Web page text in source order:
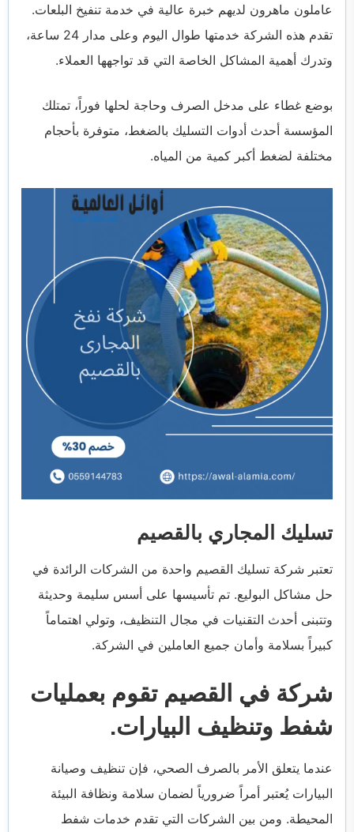
عاملون ماهرون لديهم خبرة عالية في خدمة تنفيخ البلعات.
تقدم هذه الشركة خدمتها طوال اليوم وعلى مدار 24 ساعة،
وتدرك أهمية المشاكل الخاصة التي قد تواجهها العملاء.
بوضع غطاء على مدخل الصرف وحاجة لحلها فوراً، تمتلك
المؤسسة أحدث أدوات التسليك بالضغط، متوفرة بأحجام
مختلفة لضغط أكبر كمية من المياه.
تسليك المجاري بالقصيم
تعتبر شركة تسليك القصيم واحدة من الشركات الرائدة في
حل مشاكل البوليع. تم تأسيسها على أسس سليمة وحديثة
وتتبنى أحدث التقنيات في مجال التنظيف، وتولي اهتماماً
كبيراً بسلامة وأمان جميع العاملين في الشركة.
شركة في القصيم تقوم بعمليات
شفط وتنظيف البيارات.
عندما يتعلق الأمر بالصرف الصحي، فإن تنظيف وصيانة
البيارات يُعتبر أمراً ضرورياً لضمان سلامة ونظافة البيئة
المحيطة. ومن بين الشركات التي تقدم خدمات شفط